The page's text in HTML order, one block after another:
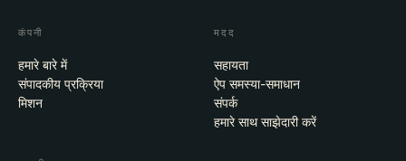
कंपनी
हमारे बारे में
संपादकीय प्रक्रिया
मिशन
मदद
सहायता
ऐप समस्या-समाधान
संपर्क
हमारे साथ साझेदारी करें